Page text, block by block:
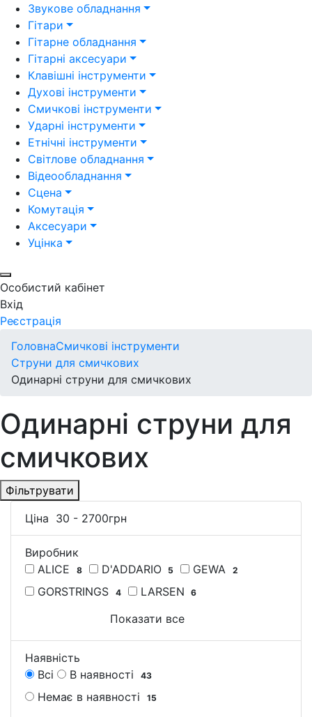
Звукове обладнання
Гітари
Гітарне обладнання
Гітарні аксесуари
Клавішні інструменти
Духові інструменти
Смичкові інструменти
Ударні інструменти
Етнічні інструменти
Світлове обладнання
Відеообладнання
Сцена
Комутація
Аксесуари
Уцінка
Особистий кабінет
Вхід
Реєстрація
ГоловнаСмичкові інструменти
Струни для смичкових
Одинарні струни для смичкових
Одинарні струни для
смичкових
Фільтрувати
Ціна 30 - 2700грн
Виробник
ALICE
8 D'ADDARIO 5 GEWA 2
GORSTRINGS 4 LARSEN 6
Показати все
Наявність
Всі
В наявності 43
Немає в наявності 15